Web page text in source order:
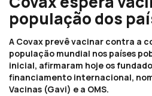
população dos
A Covax prevê vacinar contra a
população mundial nos países
inicial, afirmaram hoje os
financiamento internacional,
Vacinas (Gavi) e a OMS.